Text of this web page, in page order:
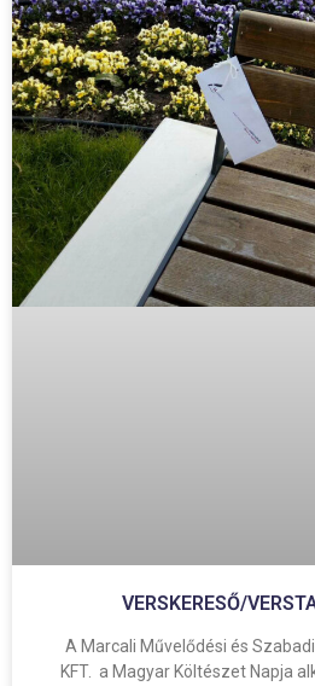
VERSKERESŐ/
A Marcali Művelődési és
KFT. a Magyar Költészet Napja